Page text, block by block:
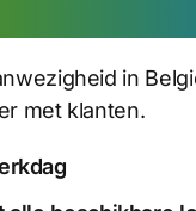
in
met klanten.